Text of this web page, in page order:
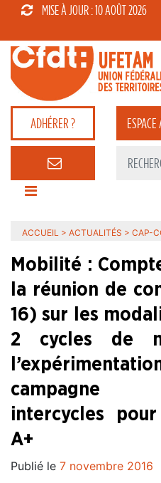
MISE À JOUR : 10 AOÛT 2026
ADHÉRER ? ESPACE
ACCUEIL > ACTUALITÉS > CAP-
Mobilité :
la réunion de
16) sur les
2 cycles de
campagne
intercycles
A+
Publié le 7 novembre 2016